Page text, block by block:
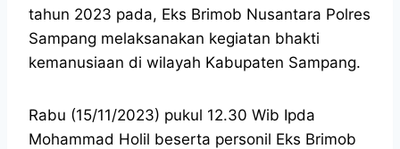
tahun 2023 pada, Eks Brimob Nusantara Polres
Sampang melaksanakan kegiatan bhakti
kemanusiaan di wilayah Kabupaten Sampang.
Rabu (15/11/2023) pukul 12.30 Wib Ipda
Mohammad Holil beserta personil Eks Brimob